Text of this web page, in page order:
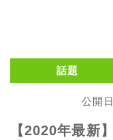
話題
公開
【2020年最新